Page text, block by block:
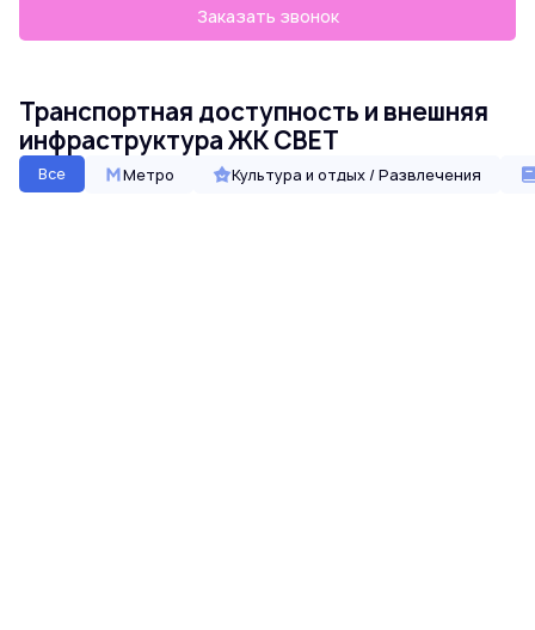
Заказать звонок
Транспортная доступность и внешняя
инфраструктура ЖК СВЕТ
Все Метро Культура и отдых / Развлечения